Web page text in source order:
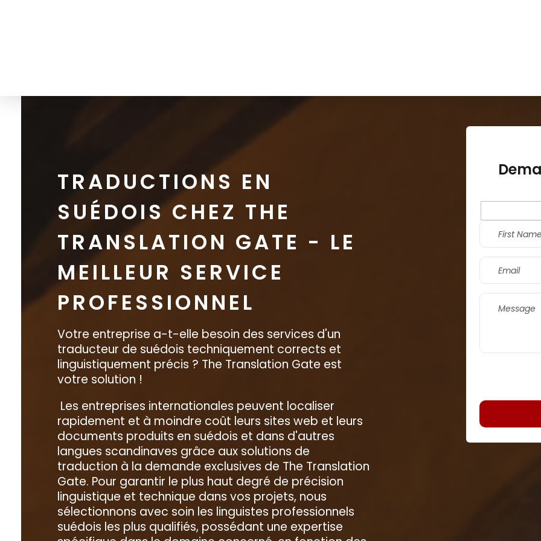
TRADUCTIONS EN
SUÉDOIS CHEZ THE
TRANSLATION GATE - LE
MEILLEUR SERVICE
PROFESSIONNEL
Votre entreprise a-t-elle besoin des services d'un
traducteur de suédois techniquement corrects et
linguistiquement précis ? The Translation Gate est
votre solution !
Les entreprises internationales peuvent localiser
rapidement et à moindre coût leurs sites web et leurs
documents produits en suédois et dans d'autres
langues scandinaves grâce aux solutions de
traduction à la demande exclusives de The Translation
Gate. Pour garantir le plus haut degré de précision
linguistique et technique dans vos projets, nous
sélectionnons avec soin les linguistes professionnels
suédois les plus qualifiés, possédant une expertise